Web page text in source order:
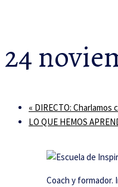
24
« DIRECTO: Charlamos
LO QUE HEMOS
Coach y